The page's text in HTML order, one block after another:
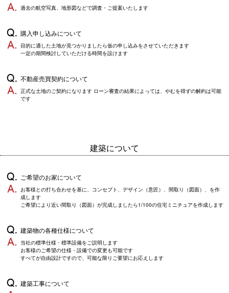
過去の航空写真、地形図などで調査・ご提案いたします
購入申し込みについて
目的に適した土地が見つかりましたら仮の申し込みをさせていただきます
一定の期間検討していただける時間を設けます
不動産売買契約について
正式な土地のご契約になります ローン審査の結果によっては、やむを得ずの解約は可能
です
建築について
ご希望のお家について
お客様との打ち合わせを基に、コンセプト、デザイン（意匠）、間取り（図面）、を作
成します
ご希望により近い間取り（図面）が完成しましたら1/100の住宅ミニチュアを作成します
建築物の各種仕様について
当社の標準仕様・標準設備をご説明します
お客様のご希望の仕様・設備での変更も可能です
すべてが自由設計ですので、可能な限りご要望にお応えします
建築工事について